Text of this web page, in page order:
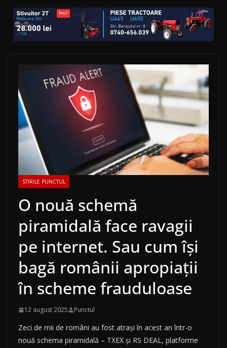
STIRILE PUNCTUL
O nouă schemă
piramidală face ravagii
pe internet. Sau cum își
bagă românii apropiații
în scheme frauduloase
12 august 2025 Punctul
Zeci de mii de români au fost atrași în acest an într-o
nouă schema piramidală – TXEX și RS DEAL, platforme